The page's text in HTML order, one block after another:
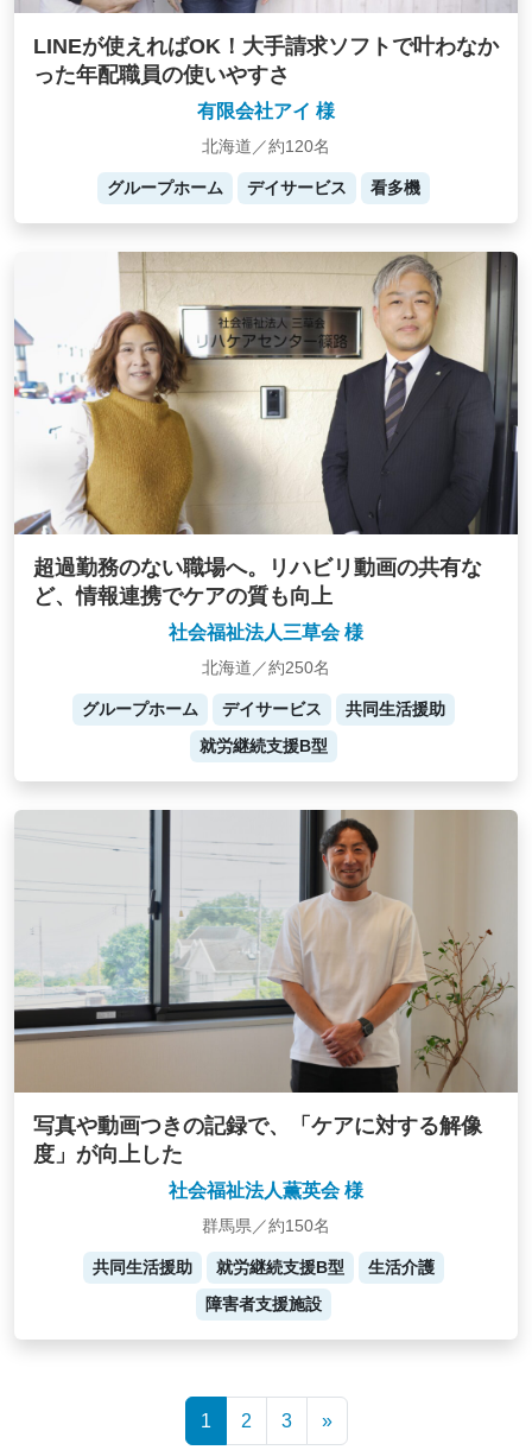
LINEが使えればOK！大手請求ソフトで叶わなか
った年配職員の使いやすさ
有限会社アイ 様
北海道／約120名
グループホーム デイサービス 看多機
超過勤務のない職場へ。リハビリ動画の共有な
ど、情報連携でケアの質も向上
社会福祉法人三草会 様
北海道／約250名
グループホーム デイサービス
共同生活援助
就労継続支援B型
写真や動画つきの記録で、「ケアに対する解像
度」が向上した
社会福祉法人薫英会 様
群馬県／約150名
共同生活援助 就労継続支援B型
生活介護
障害者支援施設
1 2 3 »